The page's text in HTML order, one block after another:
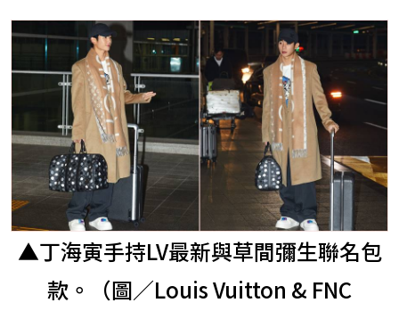
▲丁海寅手持LV最新與草間彌生聯名包
款。（圖／Louis Vuitton & FNC